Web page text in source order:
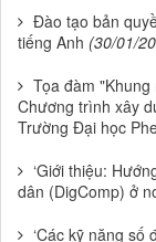
Đào tạo bản
tiếng Anh (30/01/
Tọa đàm
Chương trình xây
Trường Đại học
‘Giới thiệu:
dân (DigComp) ở
‘Các kỹ năng